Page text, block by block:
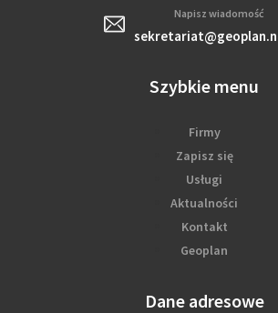
Napisz wiadomość
Szybkie menu
Firmy
Zapisz się
Usługi
Aktualności
Kontakt
Geoplan
Dane adresowe